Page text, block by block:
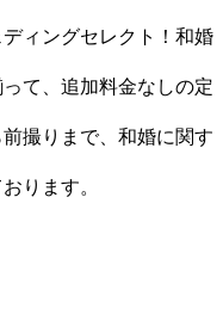
ィングセレクト！和婚
て、追加料金なしの定
撮りまで、和婚に関す
ります。